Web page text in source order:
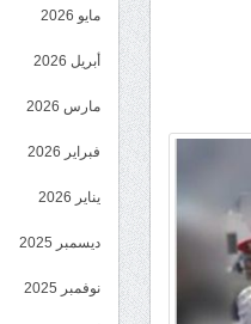
مايو 2026
أبريل 2026
مارس 2026
فبراير 2026
يناير 2026
ديسمبر 2025
نوفمبر 2025